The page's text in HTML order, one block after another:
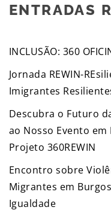
ENTRADAS
INCLUSÃO: 360
Jornada REWIN-
Imigrantes
Descubra o Futuro
ao Nosso Evento
Projeto 360REWIN
Encontro sobre
Migrantes em
Igualdade